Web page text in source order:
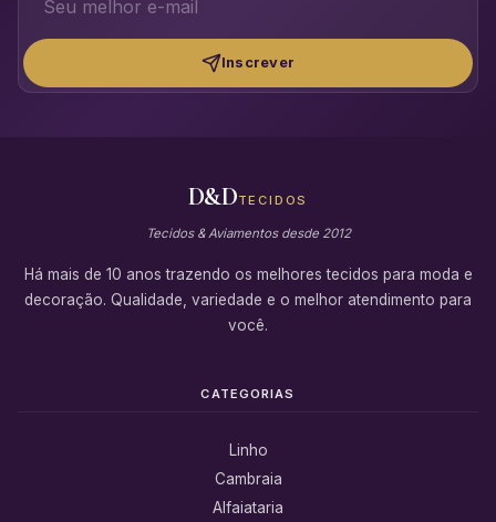
Inscrever
D&DTECIDOS
Tecidos & Aviamentos desde 2012
Há mais de 10 anos trazendo os melhores tecidos para moda e
decoração. Qualidade, variedade e o melhor atendimento para
você.
CATEGORIAS
Linho
Cambraia
Alfaiataria